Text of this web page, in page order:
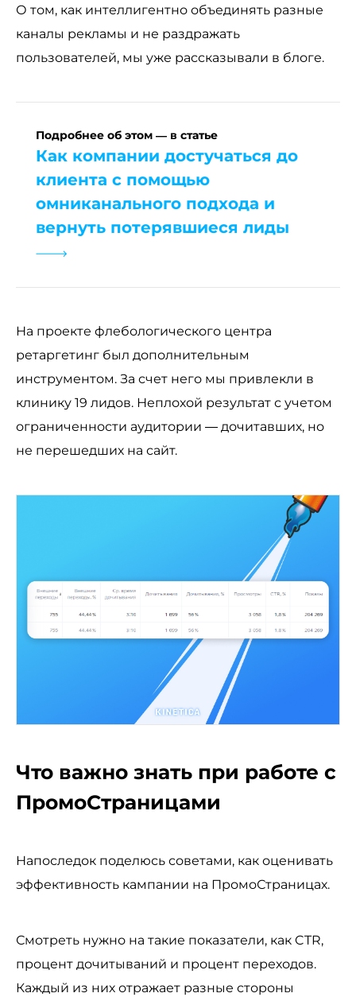
О том, как интеллигентно объединять разные
каналы рекламы и не раздражать
пользователей, мы уже рассказывали в блоге.
Подробнее об этом — в статье
Как компании достучаться до
клиента с помощью
омниканального подхода и
вернуть потерявшиеся лиды
На проекте флебологического центра
ретаргетинг был дополнительным
инструментом. За счет него мы привлекли в
клинику 19 лидов. Неплохой результат с учетом
ограниченности аудитории — дочитавших, но
не перешедших на сайт.
Что важно знать при работе с
ПромоСтраницами
Напоследок поделюсь советами, как оценивать
эффективность кампании на ПромоСтраницах.
Смотреть нужно на такие показатели, как CTR,
процент дочитываний и процент переходов.
Каждый из них отражает разные стороны